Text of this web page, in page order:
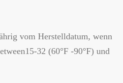
vom Herstelldatum, wenn
32 (60°F -90°F) und